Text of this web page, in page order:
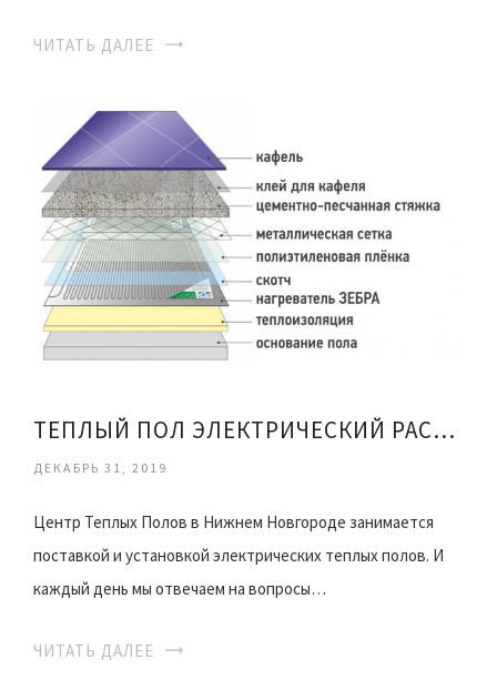
ЧИТАТЬ ДАЛЕЕ
ТЕПЛЫЙ ПОЛ ЭЛЕКТРИЧЕСКИЙ РАСХОД ЭНЕРГИИ
ДЕКАБРЬ 31, 2019
Центр Теплых Полов в Нижнем Новгороде занимается
поставкой и установкой электрических теплых полов. И
каждый день мы отвечаем на вопросы…
ЧИТАТЬ ДАЛЕЕ